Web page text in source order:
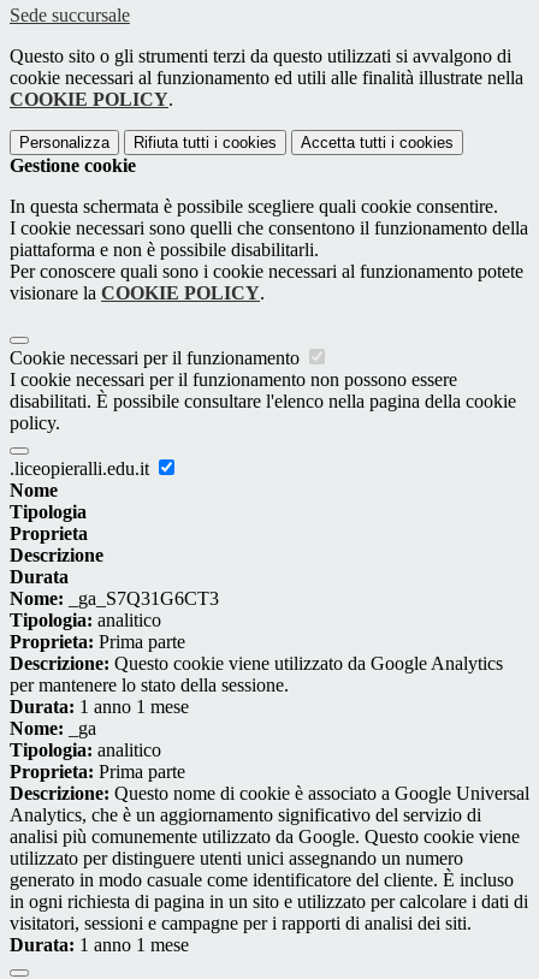
Sede succursale
Questo sito o gli strumenti terzi da questo utilizzati si avvalgono di
cookie necessari al funzionamento ed utili alle finalità illustrate nella
COOKIE POLICY.
Personalizza Rifiuta tutti i cookies Accetta tutti i cookies
Gestione cookie
In questa schermata è possibile scegliere quali cookie consentire.
I cookie necessari sono quelli che consentono il funzionamento della
piattaforma e non è possibile disabilitarli.
Per conoscere quali sono i cookie necessari al funzionamento potete
visionare la COOKIE POLICY.
Cookie necessari per il funzionamento
I cookie necessari per il funzionamento non possono essere
disabilitati. È possibile consultare l'elenco nella pagina della cookie
policy.
.liceopieralli.edu.it
Nome
Tipologia
Proprieta
Descrizione
Durata
Nome: _ga_S7Q31G6CT3
Tipologia: analitico
Proprieta: Prima parte
Descrizione: Questo cookie viene utilizzato da Google Analytics
per mantenere lo stato della sessione.
Durata: 1 anno 1 mese
Nome: _ga
Tipologia: analitico
Proprieta: Prima parte
Descrizione: Questo nome di cookie è associato a Google Universal
Analytics, che è un aggiornamento significativo del servizio di
analisi più comunemente utilizzato da Google. Questo cookie viene
utilizzato per distinguere utenti unici assegnando un numero
generato in modo casuale come identificatore del cliente. È incluso
in ogni richiesta di pagina in un sito e utilizzato per calcolare i dati di
visitatori, sessioni e campagne per i rapporti di analisi dei siti.
Durata: 1 anno 1 mese